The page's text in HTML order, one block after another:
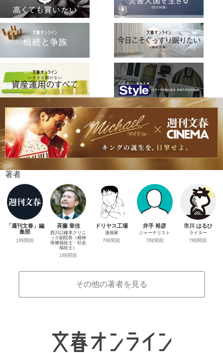
著者
「週刊文春」編
集部
1時間前
斉藤 章佳
西川口榎本クリニ
ック副院長（精神
保健福祉士・社会
福祉士）
1時間前
ドリヤス工場
漫画家
7時間前
井手 裕彦
ジャーナリスト
7時間前
市川 はるひ
ライター
7時間前
その他の著者を見る